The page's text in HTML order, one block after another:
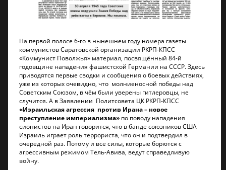
На первой полосе 6-го в нынешнем году номера газеты
коммунистов Саратовской организации РКРП-КПСС
«Коммунист Поволжья» материал, посвящённый 84-й
годовщине нападения фашистской Германии на СССР. Здесь
приводятся первые сводки и сообщения о боевых действиях,
уже из которых очевидно, что молниеносной победы над
Советским Союзом, в чём были уверены гитлеровцы, не
случится. А в Заявлении Политсовета ЦК РКРП-КПСС
«Израильская агрессия против Ирана – новое
преступление империализма» по поводу нападения
сионистов на Иран говорится, что в банде союзников США
Израиль играет роль террориста, что он и подтвердил в
очередной раз. Потому и все силы, которые борются с
агрессивным режимом Тель-Авива, ведут справедливую
войну.